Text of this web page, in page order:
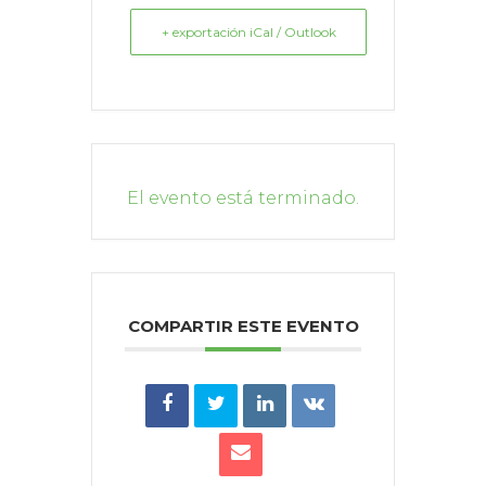
+ exportación iCal / Outlook
El evento está terminado.
COMPARTIR ESTE EVENTO